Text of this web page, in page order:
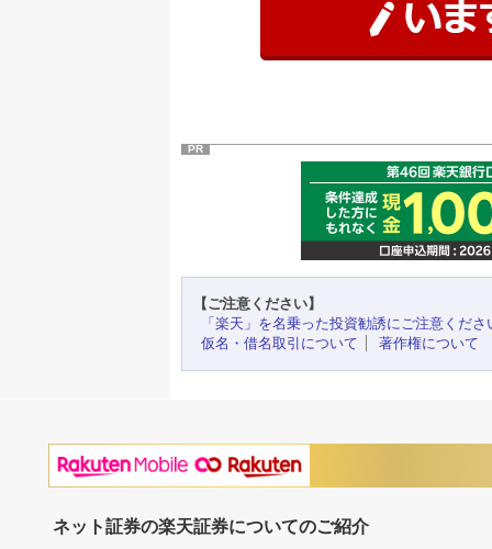
PR
【ご注意ください】
「楽天」を名乗った投資勧誘にご注意くださ
仮名・借名取引について
著作権について
ネット証券の楽天証券についてのご紹介